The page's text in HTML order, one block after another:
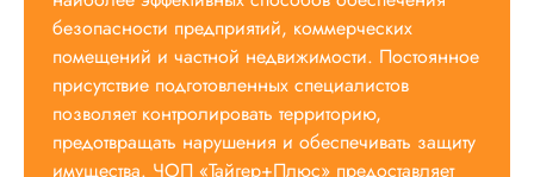
безопасности предприятий, коммерческих
помещений и частной недвижимости. Постоянное
присутствие подготовленных специалистов
позволяет контролировать территорию,
предотвращать нарушения и обеспечивать защиту
имущества. ЧОП «Тайгер+Плюс» предоставляет